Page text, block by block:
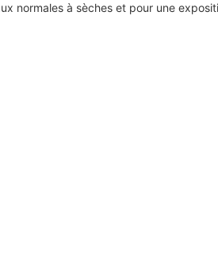
normales à sèches et pour une